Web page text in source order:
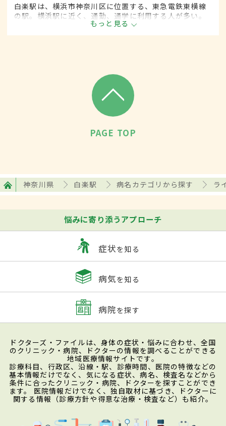
白楽駅は、横浜市神奈川区に位置する、東急電鉄東横線
の駅。横浜駅に近く、通勤、通学に利用する人が多い。
周辺には大学のキャンパスや高等学校などの教育機関、
約170のさまざま商店が立ち並ぶ商店街もある。
もっと見る
PAGE TOP
神奈川県 白楽駅 病名カテゴリから探す ラ
悩みに寄り添うアプローチ
症状を知る
病気を知る
病院を探す
ドクターズ・ファイルは、身体の症状・悩みに合わせ、全国
のクリニック・病院、ドクターの情報を調べることができる
地域医療情報サイトです。
診療科目、行政区、沿線・駅、診療時間、医院の特徴などの
基本情報だけでなく、気になる症状、病名、検査名などから
条件に合ったクリニック・病院、ドクターを探すことができ
ます。 医院情報だけでなく、独自取材に基づき、ドクターに
関する情報（診療方針や得意な治療・検査など）も紹介。